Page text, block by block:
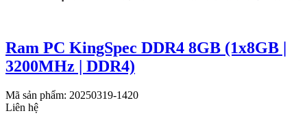
Ram PC KingSpec DDR4 8GB (1x8GB |
3200MHz | DDR4)
Mã sản phẩm: 20250319-1420
Liên hệ